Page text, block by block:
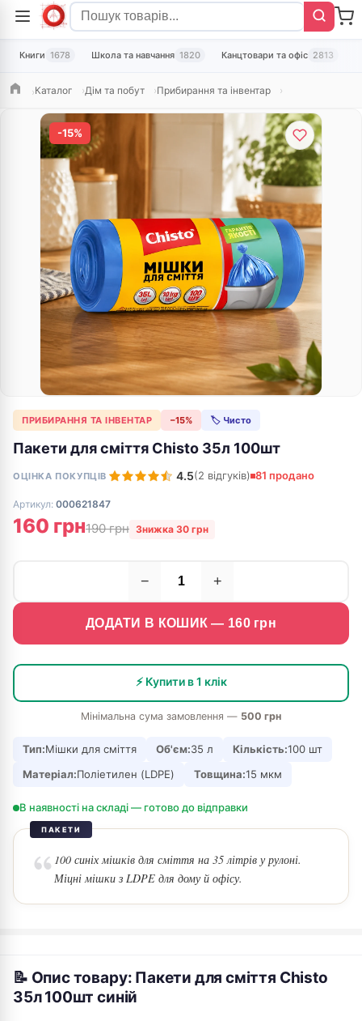
Книги 1678 Школа та навчання 1820 Канцтовари та офіс 2813
ГоловнаКаталог Дім та побут Прибирання та інвентар
-15%
ПРИБИРАННЯ ТА ІНВЕНТАР −15% 🏷 Чисто
Пакети для сміття Chisto 35л 100шт
ОЦІНКА ПОКУПЦІВ 4.5(2 відгуків) 81 продано
Артикул: 000621847
160 грн190 грн Знижка 30 грн
− +
ДОДАТИ В КОШИК — 160грн
⚡ Купити в 1 клік
Мінімальна сума замовлення — 500 грн
Тип:Мішки для сміття Об'єм:35 л Кількість:100 шт
Матеріал:Поліетилен (LDPE) Товщина:15 мкм
В наявності на складі — готово до відправки
ПАКЕТИ
100 синіх мішків для сміття на 35 літрів у рулоні.
Міцні мішки з LDPE для дому й офісу.
📝 Опис товару: Пакети для сміття Chisto
35л 100шт синій